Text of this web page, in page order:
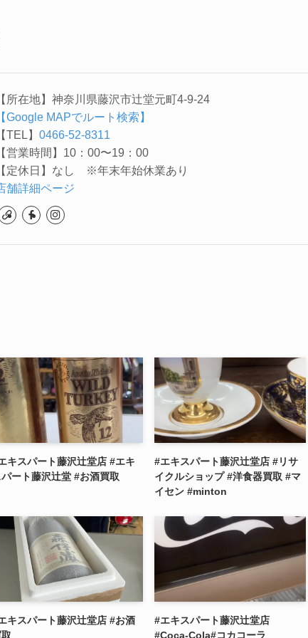
【所在地】神奈川県藤沢市辻堂元町4-9-24
【Google MAPでルート検索】
【TEL】 0466-52-8311
【営業時間】10：00〜19：00
【定休日】なし ※年末年始休業あり
舗詳細ページ
キスパート藤沢辻堂店 #エキ
パート藤沢辻堂 #お酒買取
#エキスパート藤沢辻堂店 #リサ
イクルショップ #洋食器買取 #マ
イセン #minton
キスパート藤沢辻堂店 #お酒
#エキスパート藤沢辻堂店
#Coca-Cola#コカコーラ